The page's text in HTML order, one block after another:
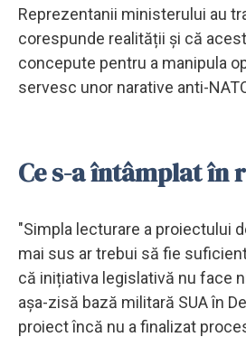
Reprezentanii ministerului au
corespunde realității și că
concepute pentru a manipula
servesc unor narative anti-
Ce s-a întâmplat în
"Simpla lecturare a proiectului
mai sus ar trebui să fie
că inițiativa legislativă nu face
așa-zisă bază militară SUA în
proiect încă nu a finalizat